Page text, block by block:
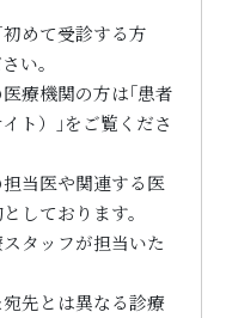
めて受診する方
い。
療機関の方は｢患者
ト）｣をご覧くださ
当医や関連する医
しております。
タッフが担当いた
先とは異なる診療